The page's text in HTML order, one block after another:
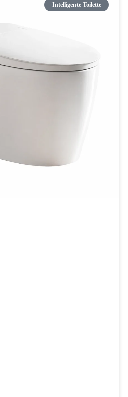
Intelligente Toilette